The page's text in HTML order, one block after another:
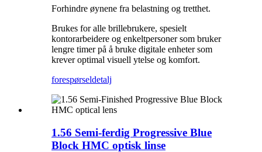
Forhindre øynene fra belastning og tretthet.
Brukes for alle brillebrukere, spesielt
kontorarbeidere og enkeltpersoner som bruker
lengre timer på å bruke digitale enheter som
krever optimal visuell ytelse og komfort.
forespørseldetalj
1.56 Semi-ferdig Progressive Blue
Block HMC optisk linse